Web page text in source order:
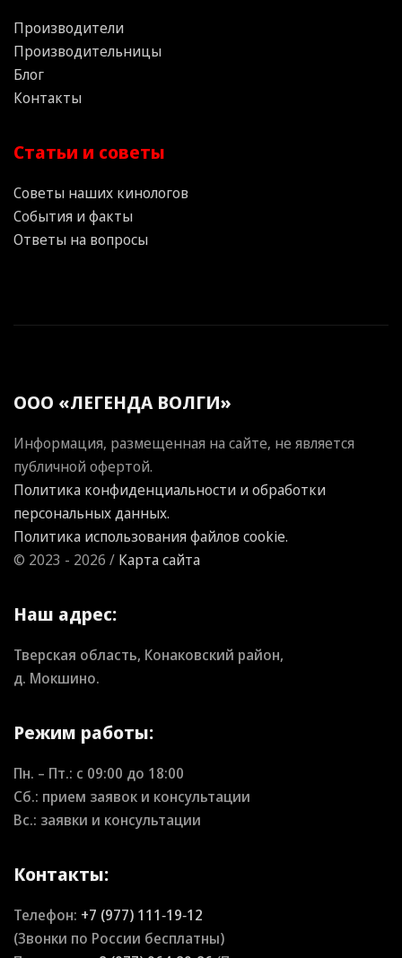
Производители
Производительницы
Блог
Контакты
Статьи и советы
Советы наших кинологов
События и факты
Ответы на вопросы
ООО «ЛЕГЕНДА ВОЛГИ»
Информация, размещенная на сайте, не является
публичной офертой.
Политика конфиденциальности и обработки
персональных данных.
Политика использования файлов cookie.
© 2023 - 2026 / Карта сайта
Наш адрес:
Тверская область, Конаковский район,
д. Мокшино.
Режим работы:
Пн. – Пт.: с 09:00 до 18:00
Сб.: прием заявок и консультации
Вс.: заявки и консультации
Контакты:
Телефон: +7 (977) 111‑19‑12
(Звонки по России бесплатны)